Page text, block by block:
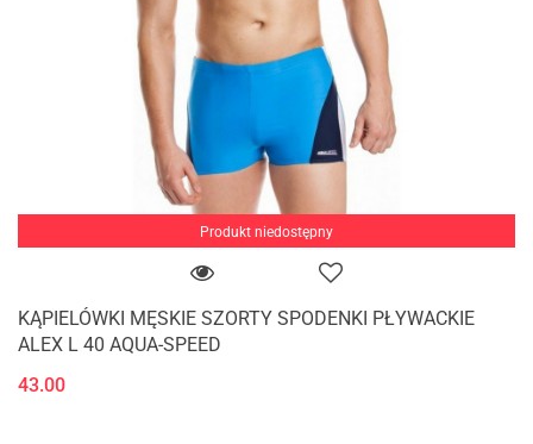
Produkt niedostępny
KĄPIELÓWKI MĘSKIE SZORTY SPODENKI PŁYWACKIE
ALEX L 40 AQUA-SPEED
43.00